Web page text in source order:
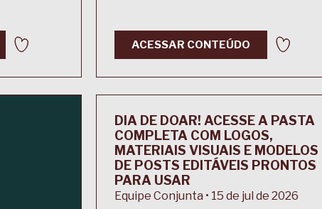
ACESSAR CONTEÚDO
DIA DE DOAR! ACESSE A PASTA
COMPLETA COM LOGOS,
MATERIAIS VISUAIS E MODELOS
DE POSTS EDITÁVEIS PRONTOS
PARA USAR
Equipe Conjunta • 15 de jul de 2026